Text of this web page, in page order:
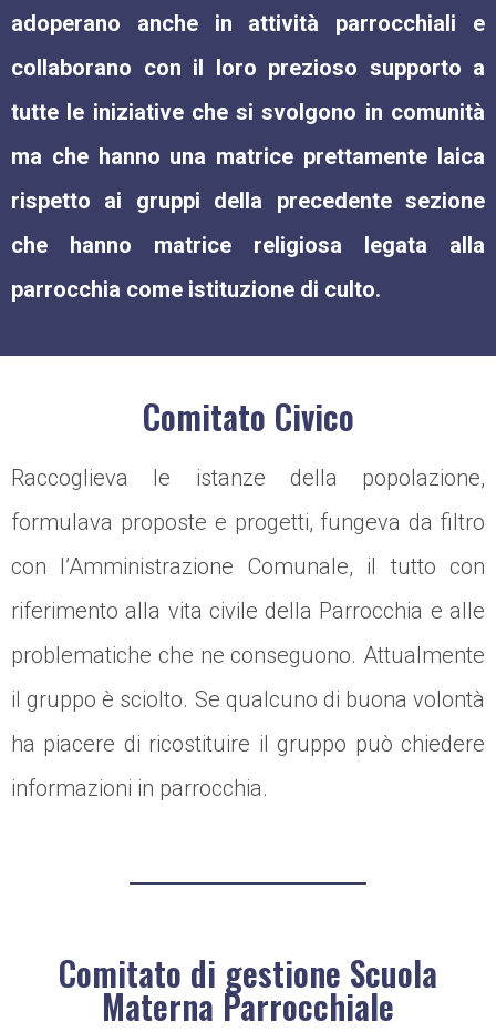
adoperano anche in attività parrocchiali e
collaborano con il loro prezioso supporto a
tutte le iniziative che si svolgono in comunità
ma che hanno una matrice prettamente laica
rispetto ai gruppi della precedente sezione
che hanno matrice religiosa legata alla
parrocchia come istituzione di culto.
Comitato Civico
Raccoglieva le istanze della popolazione,
formulava proposte e progetti, fungeva da filtro
con l’Amministrazione Comunale, il tutto con
riferimento alla vita civile della Parrocchia e alle
problematiche che ne conseguono. Attualmente
il gruppo è sciolto. Se qualcuno di buona volontà
ha piacere di ricostituire il gruppo può chiedere
informazioni in parrocchia.
Comitato di gestione Scuola
Materna Parrocchiale